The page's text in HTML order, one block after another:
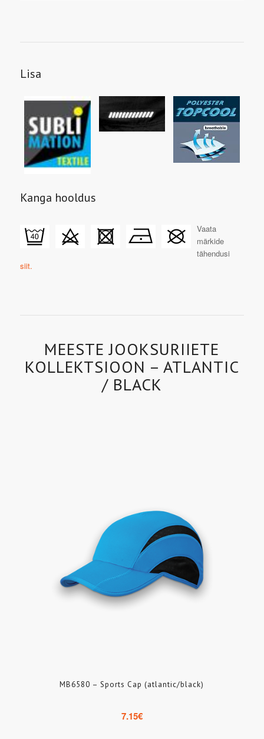
Lisa
Kanga hooldus
Vaata
märkide
tähendusi
siit.
MEESTE JOOKSURIIETE
KOLLEKTSIOON – ATLANTIC
/ BLACK
MB6580 – Sports Cap (atlantic/black)
7.15€